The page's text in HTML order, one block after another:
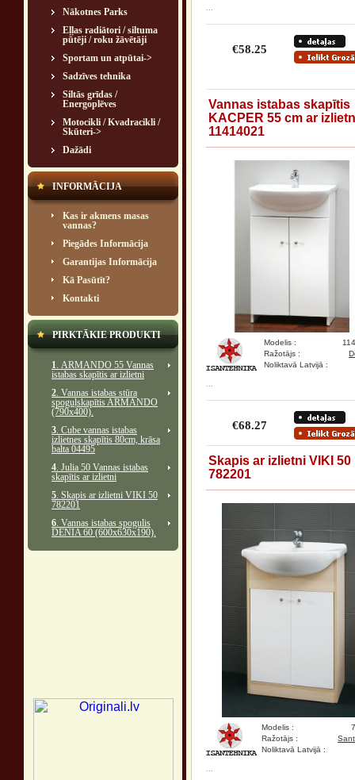
Nākotnes Parks
Eļļas radiātori / siltuma
pūtēji / roku žāvētāji
Sportam un atpūtai->
Sadzīves tehnika
Siltās grīdas /
Energoplēves
Motocikli / Kvadracikli /
Skūteri->
Dažādi
INFORMĀCIJA
Kas ir akmens masas
vannas?
Piegādes Informācija
Garantijas Informācija
Kā Pasūtīt?
Kontakti
PIRKTĀKIE PRODUKTI
1. ARMANDO 55 Vannas
istabas skapītis ar izlietni
2. Vannas istabas stūra
spoguļskapītis ARMANDO
(790x400).
3. Cube vannas istabas
izlietnes skapītis 80cm, krāsa
balta 04495
4. Julia 50 Vannas istabas
skapītis ar izlietni
5. Skapis ar izlietni VIKI 50
782201
6. Vannas istabas spogulis
DENIA 60 (600x630x190).
€58.25
Vannas istabas skapītis
KACPER 55 cm ar
11414021
Modelis :
Ražotājs :
Noliktavā Latvijā :
€68.27
Skapis ar izlietni VIKI 50
782201
Modelis :
Ražotājs :
Noliktavā Latvijā :